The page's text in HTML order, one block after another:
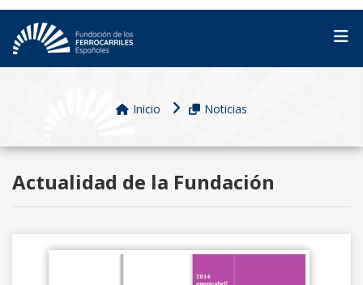
Inicio Noticias
Actualidad de la Fundación